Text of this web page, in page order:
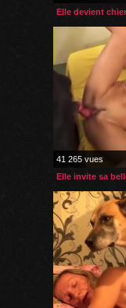
41 265 vues